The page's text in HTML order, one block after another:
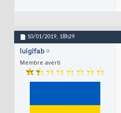
10/01/2019, 18h29
luigifab
Membre averti